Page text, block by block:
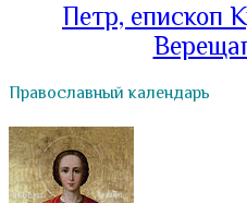
Петр, епископ
Православный календарь